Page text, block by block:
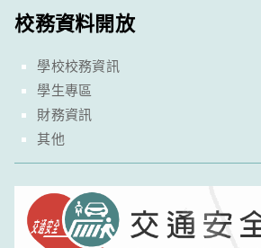
校務資料開放
學校校務資訊
學生專區
財務資訊
其他